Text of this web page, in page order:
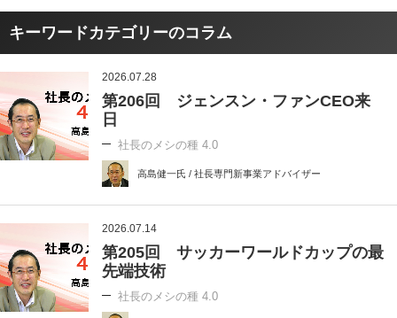
キーワードカテゴリーのコラム
2026.07.28
第206回 ジェンスン・ファンCEO来
日
社長のメシの種 4.0
高島健一氏 / 社長専門新事業アドバイザー
2026.07.14
第205回 サッカーワールドカップの最
先端技術
社長のメシの種 4.0